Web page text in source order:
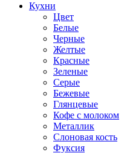
Кухни
Цвет
Белые
Черные
Желтые
Красные
Зеленые
Серые
Бежевые
Глянцевые
Кофе с молоком
Металлик
Слоновая кость
Фуксия